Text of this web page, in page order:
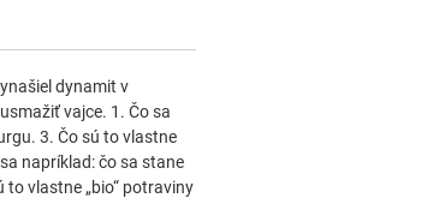
dynamit v
vajce. 1. Čo sa
3. Čo sú to vlastne
napríklad: čo sa stane
vlastne „bio“ potraviny